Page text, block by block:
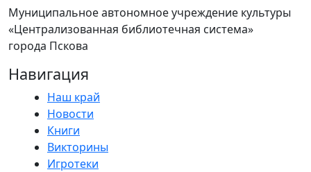
Муниципальное автономное учреждение культуры
«Централизованная библиотечная система»
города Пскова
Навигация
Наш край
Новости
Книги
Викторины
Игротеки